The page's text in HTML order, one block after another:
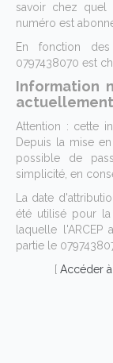
savoir chez quel
numéro est
En fonction
0797438070 est
Information
Attention : cette
Depuis la mise
possible de
simplicité, en
La date
été utilisé pour
laquelle
partie le
[ Accéder